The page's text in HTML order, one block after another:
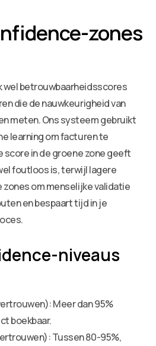
zones
wel betrouwbaarheidsscores
die de nauwkeurigheid van
meten. Ons systeem gebruikt
learning om facturen te
score in de groene zone geeft
foutloos is, terwijl lagere
zones om menselijke validatie
en bespaart tijd in je
niveaus
Meer dan 95%
boekbaar.
Tussen 80-95%,